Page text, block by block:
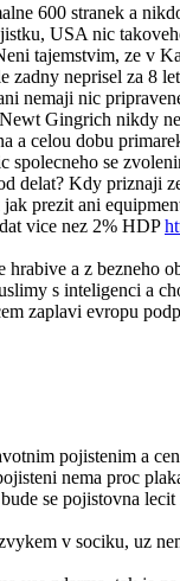
600 stranek a
USA nic
tajemstvim, ze v
neprisel za 8
nemaji nic
Gingrich nikdy
a celou dobu
se
delat? Kdy priznaji
prezit ani
vice nez 2% HDP
a z bezneho
s inteligenci a
zaplavi evropu
pojistenim a
nema proc
se pojistovna
v sociku, uz